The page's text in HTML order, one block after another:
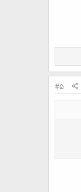
#5